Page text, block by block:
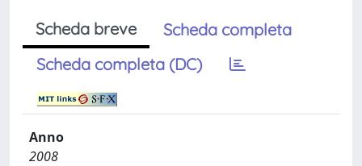
Scheda breve
Scheda completa
Scheda completa (DC)
Anno
2008